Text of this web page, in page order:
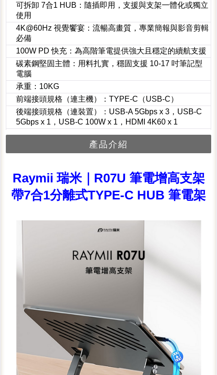
可拆卸 7合1 HUB：隨插即用，支援與支架一體化或獨立
使用
4K@60Hz 視覺饗宴：流暢高畫質，專業簡報與影音剪輯
必備
100W PD 快充：為高階筆電提供強大且穩定的續航支援
碳素鋼堅固主體：用料扎實，穩固支援 10-17 吋筆記型
電腦
承重：10KG
前端接頭規格（連主機）：TYPE-C（USB-C）
後端接頭規格（連裝置）：USB-A 5Gbps x 3，USB-C
5Gbps x 1，USB-C 100W x 1，HDMI 4K60 x 1
產品介紹
Raymii 瑞米｜R07U 筆電增高支架
帶7合1分離式TYPE-C HUB 筆電架